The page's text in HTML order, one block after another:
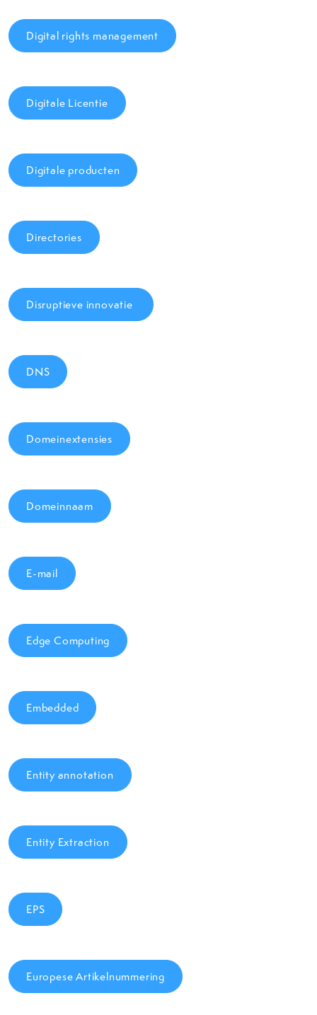
Digital rights management
Digitale Licentie
Digitale producten
Directories
Disruptieve innovatie
DNS
Domeinextensies
Domeinnaam
E-mail
Edge Computing
Embedded
Entity annotation
Entity Extraction
EPS
Europese Artikelnummering